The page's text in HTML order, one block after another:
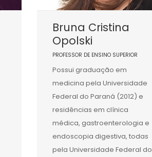
Bruna Cristina
Opolski
PROFESSOR DE ENSINO SUPERIOR
Possui graduação em
medicina pela Universidade
Federal do Paraná (2012) e
residências em clínica
médica, gastroenterologia e
endoscopia digestiva, todas
pela Universidade Federal do